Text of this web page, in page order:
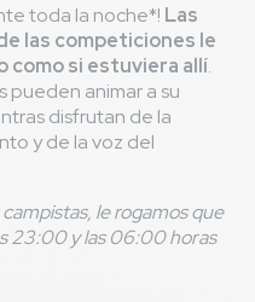
toda la noche*! Las
las competiciones le
como si estuviera allí.
pueden animar a su
disfrutan de la
y de la voz del
le rogamos que
23:00 y las 06:00 horas